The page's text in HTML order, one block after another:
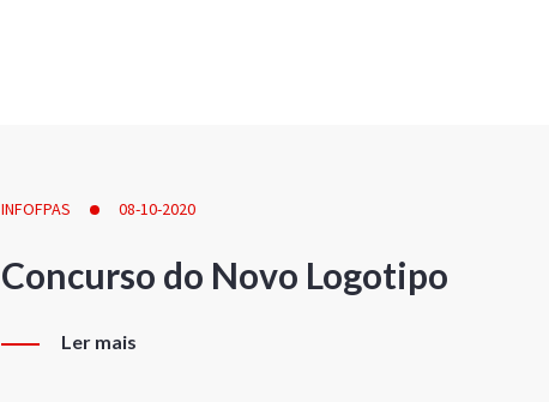
INFOFPAS 08-10-2020
Concurso do Novo Logotipo
Ler mais